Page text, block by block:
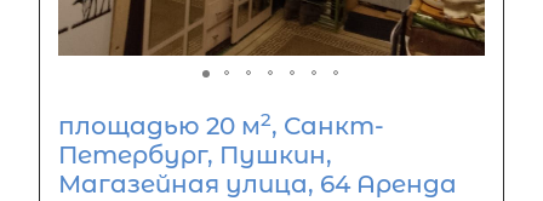
площадью 20 м2, Санкт-
Петербург, Пушкин,
Магазейная улица, 64 Аренда